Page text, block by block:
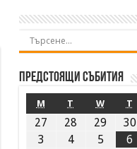
Предстоящи събития
M T W T
27 28 29 30
3
4 5 6